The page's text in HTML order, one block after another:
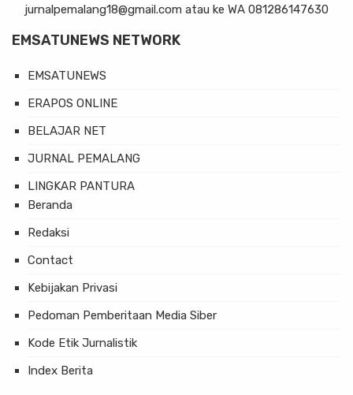
jurnalpemalang18@gmail.com atau ke WA 081286147630
EMSATUNEWS NETWORK
EMSATUNEWS
ERAPOS ONLINE
BELAJAR NET
JURNAL PEMALANG
LINGKAR PANTURA
Beranda
Redaksi
Contact
Kebijakan Privasi
Pedoman Pemberitaan Media Siber
Kode Etik Jurnalistik
Index Berita